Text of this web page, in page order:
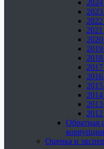
Обратная
коррупции
Оценка и